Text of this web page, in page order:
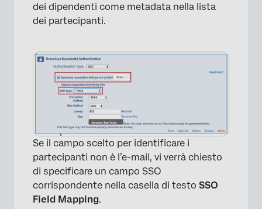
dei dipendenti come metadata nella lista
dei partecipanti.
Se il campo scelto per identificare i
partecipanti non è l’e-mail, vi verrà chiesto
di specificare un campo SSO
corrispondente nella casella di testo SSO
Field Mapping.